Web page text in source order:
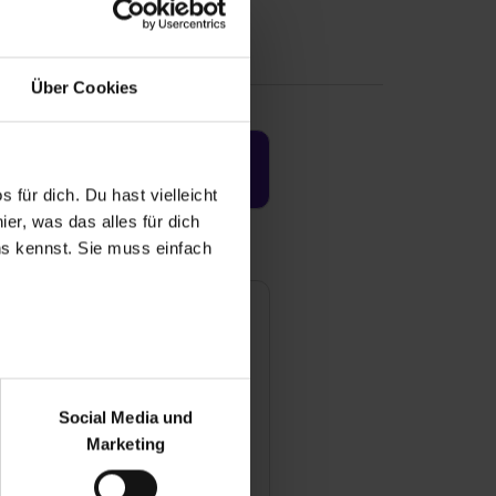
Über Cookies
für dich. Du hast vielleicht
was das alles für dich
kennst. Sie muss einfach
bei Benutzung der
zu analysieren
Medien, Werbung
Marketing“). Unsere
bereitgestellt hast oder die
Social Media und
Marketing